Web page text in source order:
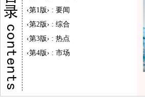
‹第1版› : 要闻
‹第2版› : 综合
‹第3版› : 热点
‹第4版› : 市场